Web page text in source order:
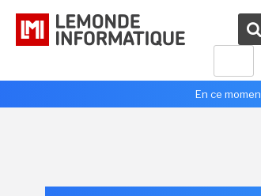
En ce